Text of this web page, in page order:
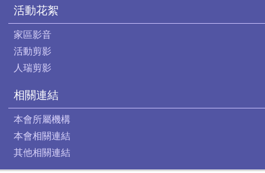
活動花絮
家區影音
活動剪影
人瑞剪影
相關連結
本會所屬機構
本會相關連結
其他相關連結